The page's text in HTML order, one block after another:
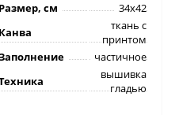
Размер, см
34х42
Канва
ткань с
принтом
частичное
вышивка
гладью